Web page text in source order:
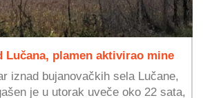
Lučana, plamen aktivirao mine
iznad bujanovačkih sela Lučane,
je u utorak uveče oko 22 sata,